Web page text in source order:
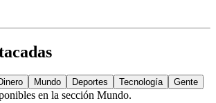
Mundo Deportes Tecnología Gente
en la sección Mundo.